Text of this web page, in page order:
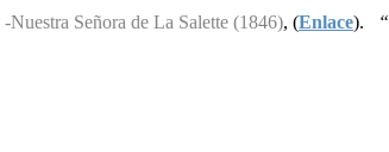
-Nuestra Señora de La Salette (1846), (Enlace). “